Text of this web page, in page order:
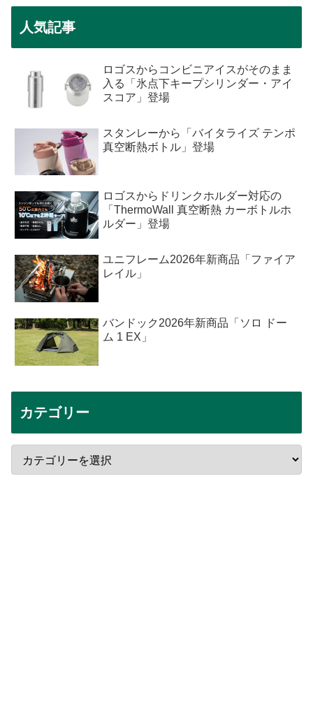
人気記事
ロゴスからコンビニアイスがそのまま
入る「氷点下キープシリンダー・アイ
スコア」登場
スタンレーから「バイタライズ テンポ
真空断熱ボトル」登場
ロゴスからドリンクホルダー対応の
「ThermoWall 真空断熱 カーボトルホ
ルダー」登場
ユニフレーム2026年新商品「ファイア
レイル」
バンドック2026年新商品「ソロ ドー
ム 1 EX」
カテゴリー